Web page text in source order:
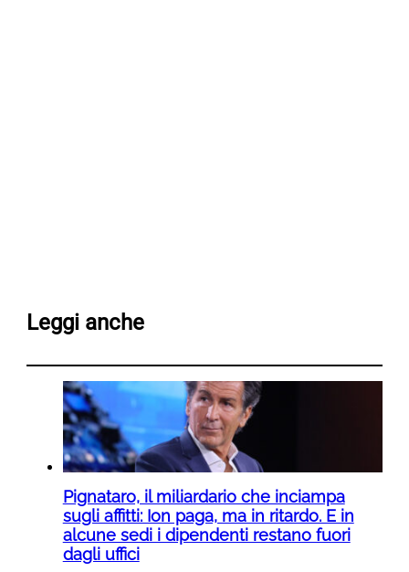
Leggi anche
Pignataro, il miliardario che inciampa
sugli affitti: Ion paga, ma in ritardo. E in
alcune sedi i dipendenti restano fuori
dagli uffici